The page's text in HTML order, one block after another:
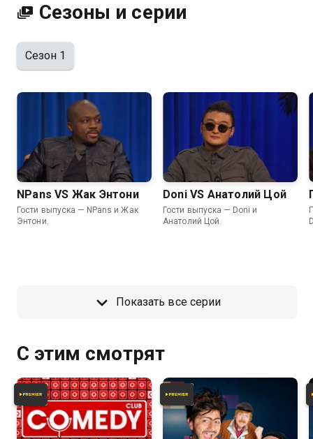
Сезоны и серии
Сезон 1
NPans VS Жак Энтони
Гости выпуска — NPans и Жак
Энтони.
Doni VS Анатолий Цой
Гости выпуска — Doni и
Анатолий Цой.
Показать все серии
С этим смотрят